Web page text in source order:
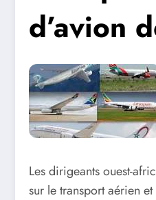
d’avion
Les dirigeants ouest-
sur le transport aérien